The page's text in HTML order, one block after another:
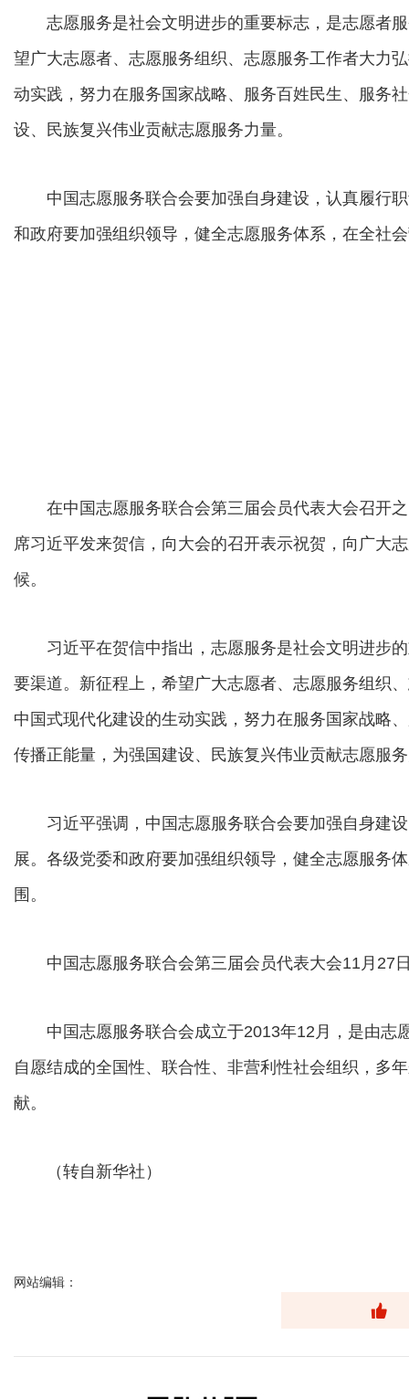
志愿服务是社会文明进步的重要标志，是志愿者服
望广大志愿者、志愿服务组织、志愿服务工作者大力
动实践，努力在服务国家战略、服务百姓民生、服务
设、民族复兴伟业贡献志愿服务力量。
中国志愿服务联合会要加强自身建设，认真履行职
和政府要加强组织领导，健全志愿服务体系，在全社
在中国志愿服务联合会第三届会员代表大会召开之
席习近平发来贺信，向大会的召开表示祝贺，向广大
候。
习近平在贺信中指出，志愿服务是社会文明进步的
要渠道。新征程上，希望广大志愿者、志愿服务组织
中国式现代化建设的生动实践，努力在服务国家战略
传播正能量，为强国建设、民族复兴伟业贡献志愿服
习近平强调，中国志愿服务联合会要加强自身建设
展。各级党委和政府要加强组织领导，健全志愿服务
围。
中国志愿服务联合会第三届会员代表大会11月27
中国志愿服务联合会成立于2013年12月，是由志
自愿结成的全国性、联合性、非营利性社会组织，多
献。
（转自新华社）
网站编辑：